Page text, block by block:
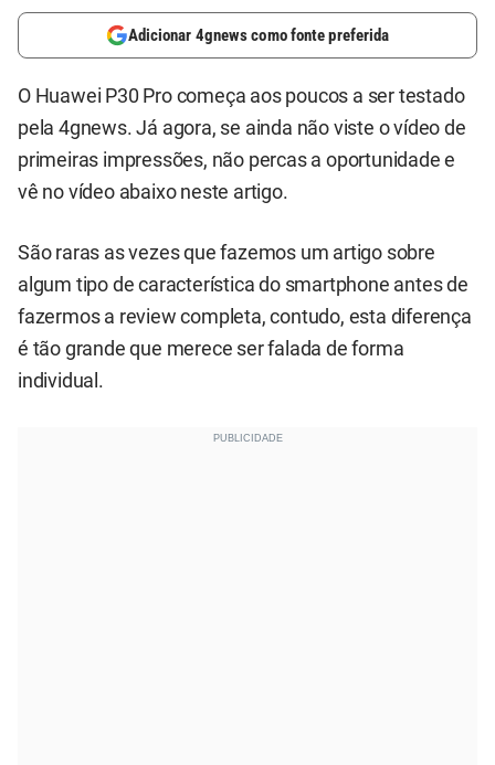
Adicionar 4gnews como fonte preferida
O Huawei P30 Pro começa aos poucos a ser testado
pela 4gnews. Já agora, se ainda não viste o vídeo de
primeiras impressões, não percas a oportunidade e
vê no vídeo abaixo neste artigo.
São raras as vezes que fazemos um artigo sobre
algum tipo de característica do smartphone antes de
fazermos a review completa, contudo, esta diferença
é tão grande que merece ser falada de forma
individual.